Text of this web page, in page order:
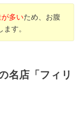
多いため、お腹
す。
名店「フィリ